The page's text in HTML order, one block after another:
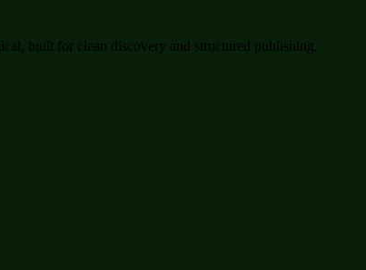
built for clean discovery and structured publishing.